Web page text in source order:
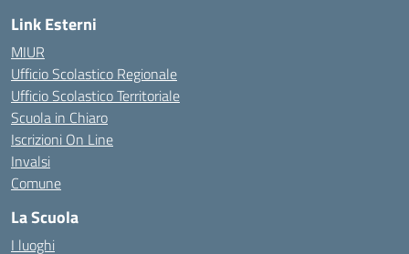
Link Esterni
MIUR
Ufficio Scolastico Regionale
Ufficio Scolastico Territoriale
Scuola in Chiaro
Iscrizioni On Line
Invalsi
Comune
La Scuola
I luoghi